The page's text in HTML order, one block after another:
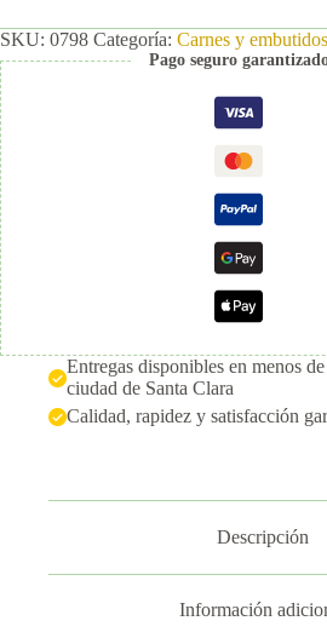
SKU: 0798 Categoría: Carnes y embutidos
Pago seguro
Entregas disponibles en menos
ciudad de Santa Clara
Calidad, rapidez y satisfacción
Descripción
Información